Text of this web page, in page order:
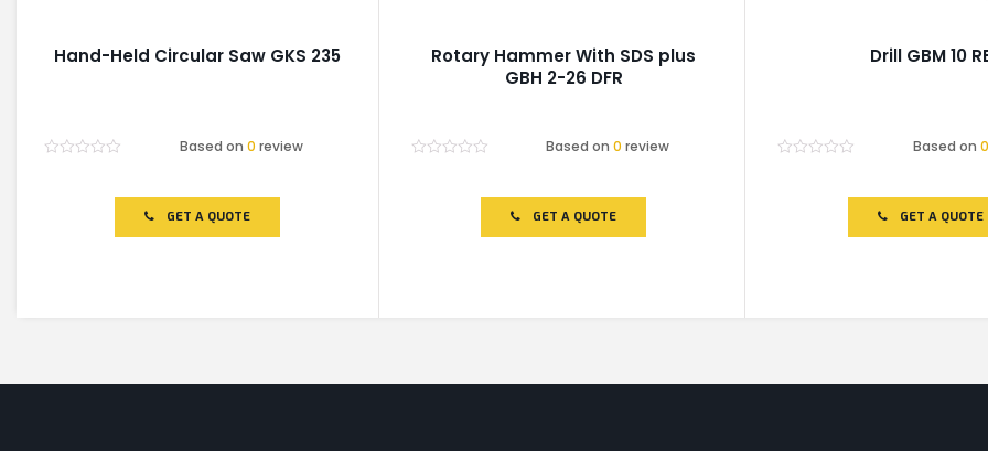
Hand-Held Circular Saw GKS 235
Based on 0 review
GET A QUOTE
Rotary Hammer With SDS plus
GBH 2-26 DFR
Based on0 review
GET A QUOTE
Drill GBM 10
Based on 0
GET A QUOTE